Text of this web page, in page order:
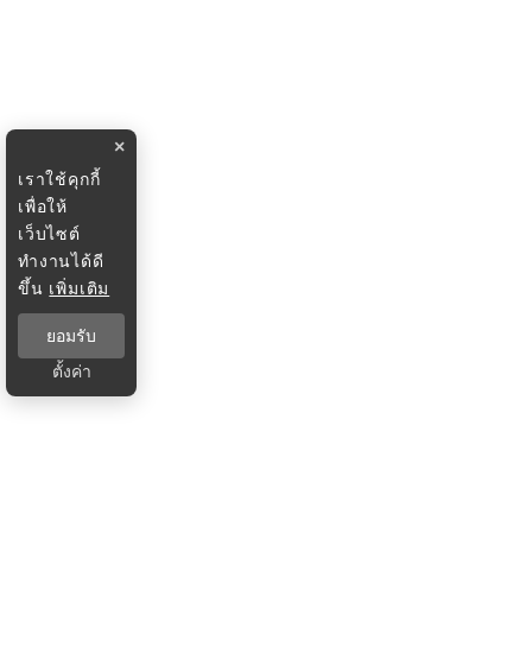
×
เราใช้คุกกี้
เพื่อให้
เว็บไซต์
ทำงานได้ดี
ขึ้น เพิ่มเติม
ยอมรับ
ตั้งค่า